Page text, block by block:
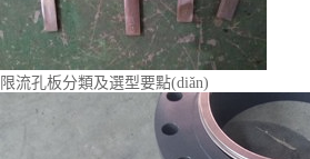
限流孔板分類及選型要點(diǎn)